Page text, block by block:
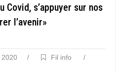
Covid, s’appuyer sur nos
l’avenir»
2020 / Fil info
/